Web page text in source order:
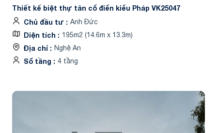
Thiết kế biệt thự tân cổ điển kiểu Pháp VK25047
Chủ đầu tư
Anh Đức
Diện tích 195m2 (14.6m x 13.3m)
Địa chỉ Nghệ An
Số tầng 4 tầng